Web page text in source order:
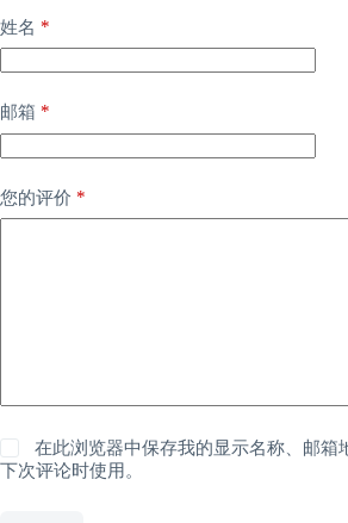
姓名 *
邮箱 *
您的评价 *
在此浏览器中保存我的显示名称、邮箱
下次评论时使用。